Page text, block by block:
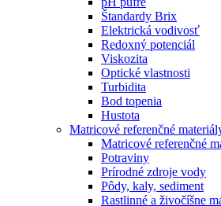
Štandardy Brix
Elektrická vodivosť
Redoxný potenciál
Viskozita
Optické vlastnosti
Turbidita
Bod topenia
Hustota
Matricové referenčné
Matricové referenčné
Potraviny
Prírodné zdroje vody
Pôdy, kaly, sediment
Rastlinné a živočíšne